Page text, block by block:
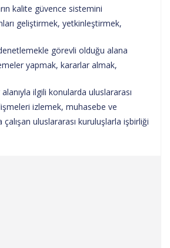
kalite güvence sistemini
geliştirmek, yetkinleştirmek,
görevli olduğu alana
yapmak, kararlar almak,
ilgili konularda uluslararası
izlemek, muhasebe ve
uluslararası kuruluşlarla işbirliği